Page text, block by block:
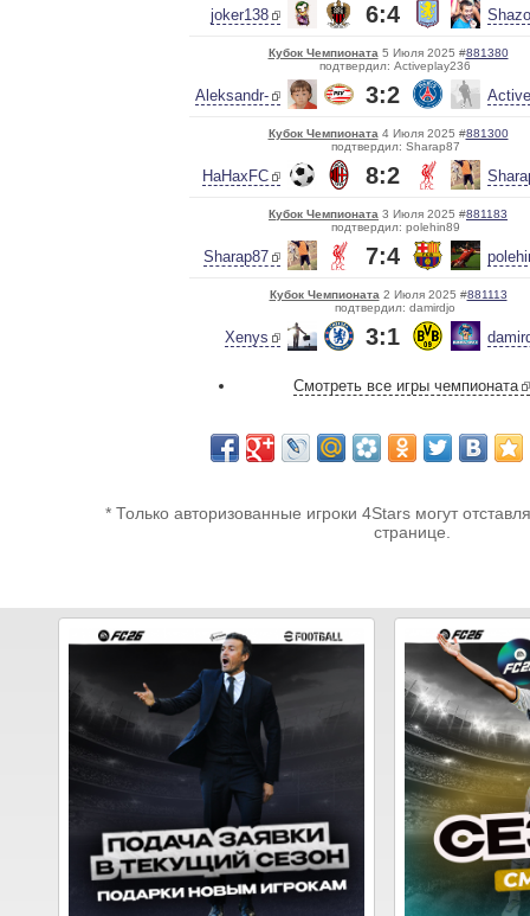
joker138 6:4
Кубок Чемпионата5 Июля 2025 #881380
подтвердил: Activeplay236
Aleksandr- 3:2
Кубок Чемпионата4 Июля 2025 #881300
подтвердил: Sharap87
HaHaxFC 8:2
Кубок Чемпионата 3 Июля 2025 #881183
подтвердил: polehin89
Sharap87 7:4
Кубок Чемпионата2 Июля 2025 #881113
подтвердил: damirdjo
Xenys 3:1
Смотреть все игры чемпионата
* Только авторизованные игроки 4Stars могут
странице.